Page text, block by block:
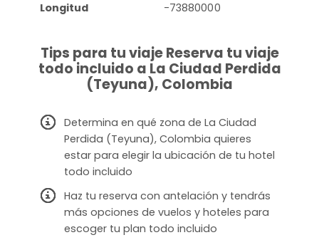
Longitud
-73880000
Tips para tu viaje Reserva tu viaje
todo incluido a La Ciudad Perdida
(Teyuna), Colombia
Determina en qué zona de La Ciudad
Perdida (Teyuna), Colombia quieres
estar para elegir la ubicación de tu hotel
todo incluido
Haz tu reserva con antelación y tendrás
más opciones de vuelos y hoteles para
escoger tu plan todo incluido